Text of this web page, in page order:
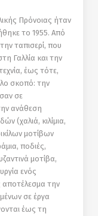
Πρόνοιας ήταν
το 1955. Από
ταπισερί, που
Γαλλία και την
έως τότε,
σκοπό: την
σε
ανάθεση
(χαλιά, κιλίμια,
µοτίβων
ποδιές,
µοτίβα,
ενός
αποτέλεσµα την
σε έργα
έως τη